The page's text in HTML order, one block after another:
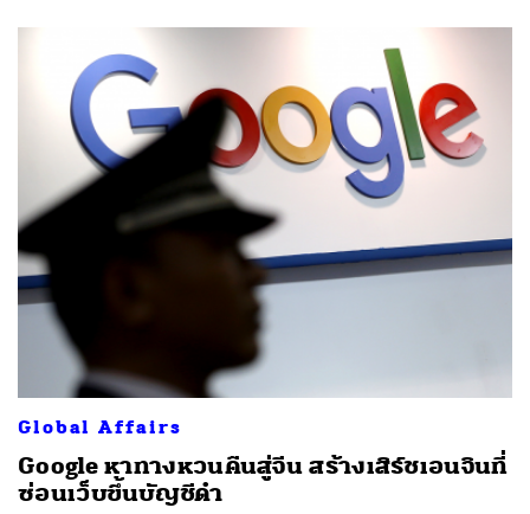
Global Affairs
Google หาทางหวนคืนสู่จีน สร้างเสิร์ชเอนจินที่
ซ่อนเว็บขึ้นบัญชีดำ